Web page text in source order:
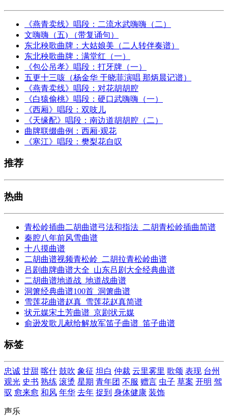
《燕青卖线》唱段：二流水武嗨嗨（二）
文嗨嗨（五) （带复诵句）
东北秧歌曲牌：大姑娘美（二人转伴奏谱）
东北秧歌曲牌：满堂红（一）
《包公吊孝》唱段：打牙牌（一）
五更十三咳（杨金华 于晓菲演唱 那炳晨记谱）
《燕青卖线》唱段：对花胡胡腔
《白猿偷桃》唱段：硬口武嗨嗨（一）
《西厢》唱段：双吱儿
《天缘配》唱段：南边道胡胡腔（二）
曲牌联缀曲例：西厢·观花
《寒江》唱段：樊梨花自叹
推荐
热曲
青松岭插曲二胡曲谱弓法和指法_二胡青松岭插曲简谱
秦腔八年前风雪曲谱
十八摸曲谱
二胡曲谱视频青松岭_二胡拉青松岭曲谱
吕剧曲牌曲谱大全_山东吕剧大全经典曲谱
二胡曲谱地道战_地道战曲谱
洞箫经典曲谱100首_洞箫曲谱
雪莲花曲谱赵真_雪莲花赵真简谱
状元媒宋土芳曲谱_京剧状元媒
俞逊发歌儿献给解放军笛子曲谱_笛子曲谱
标签
忠诚 甘甜 喀什 鼓吹 象征 坦白 仲裁 云里雾里 歌颂 表现 台州
观光 史书 熟练 滚烫 星期 青年团 不服 赠言 虫子 草案 开明 驾
驭 愈来愈 和风 年华 去年 捉到 身体健康 装饰
声乐